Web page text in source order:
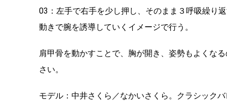
03：左手で右手を少し押し、そのまま３呼吸繰り
動きで腕を誘導していくイメージで行う。
肩甲骨を動かすことで、胸が開き、姿勢もよくな
さい。
モデル：中井さくら／なかいさくら。クラシック